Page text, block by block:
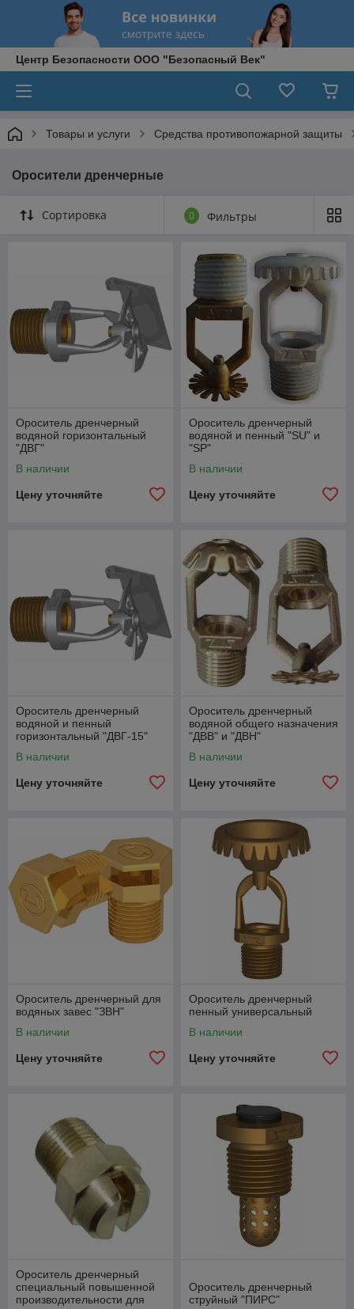
Центр Безопасности ООО "Безопасный Век"
Товары и услуги Средства противопожарной защиты
Оросители дренчерные
Сортировка 0 Фильтры
Ороситель дренчерный
водяной горизонтальный
"ДВГ"
В наличии
Цену уточняйте
Ороситель дренчерный
водяной и пенный "SU" и
"SP"
В наличии
Цену уточняйте
Ороситель дренчерный
водяной и пенный
горизонтальный "ДВГ-15"
В наличии
Цену уточняйте
Ороситель дренчерный
водяной общего назначения
"ДВВ" и "ДВН"
В наличии
Цену уточняйте
Ороситель дренчерный для
водяных завес "ЗВН"
В наличии
Цену уточняйте
Ороситель дренчерный
пенный универсальный
В наличии
Цену уточняйте
Ороситель дренчерный
специальный повышенной
производительности для
Ороситель дренчерный
струйный "ПИРС"